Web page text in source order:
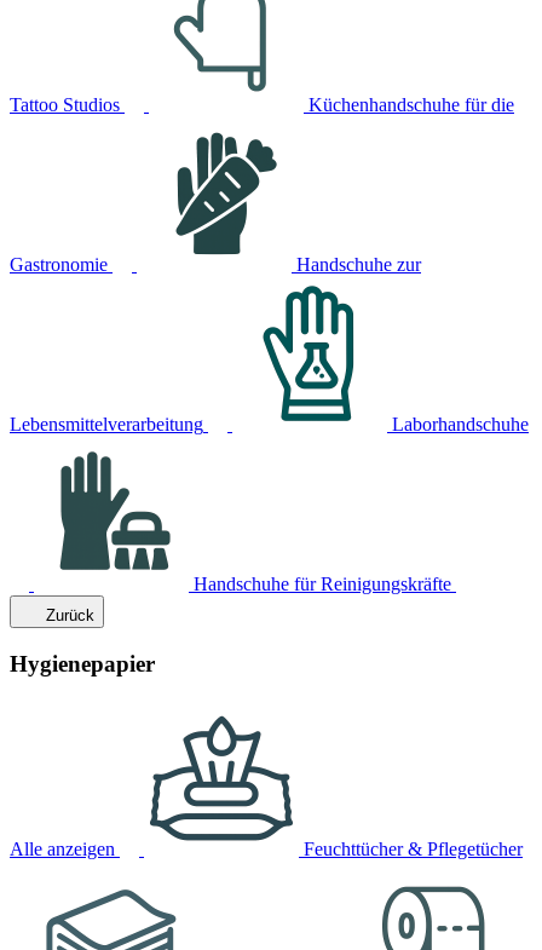
Tattoo Studios Küchenhandschuhe für die
Gastronomie Handschuhe zur
Lebensmittelverarbeitung Laborhandschuhe
Handschuhe für Reinigungskräfte
Zurück
Hygienepapier
Alle anzeigen Feuchttücher & Pflegetücher